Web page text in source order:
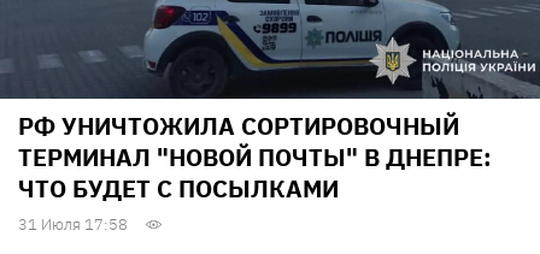
РФ УНИЧТОЖИЛА СОРТИРОВОЧНЫЙ
ТЕРМИНАЛ "НОВОЙ ПОЧТЫ" В ДНЕПРЕ:
ЧТО БУДЕТ С ПОСЫЛКАМИ
31 Июля 17:58